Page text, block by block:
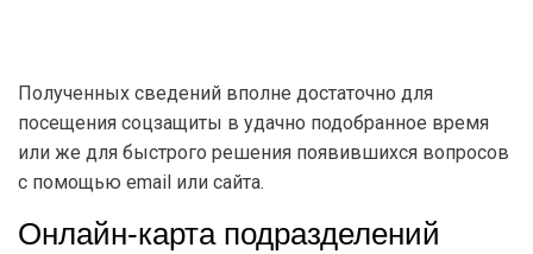
Полученных сведений вполне достаточно для
посещения соцзащиты в удачно подобранное время
или же для быстрого решения появившихся вопросов
с помощью email или сайта.
Онлайн-карта подразделений